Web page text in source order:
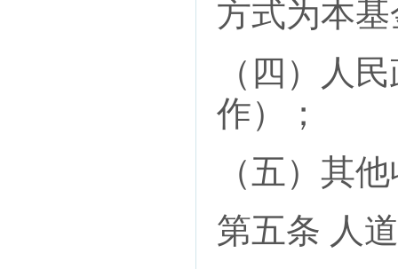
方式为本
（四）人
作）；
（五）其
第五条 人